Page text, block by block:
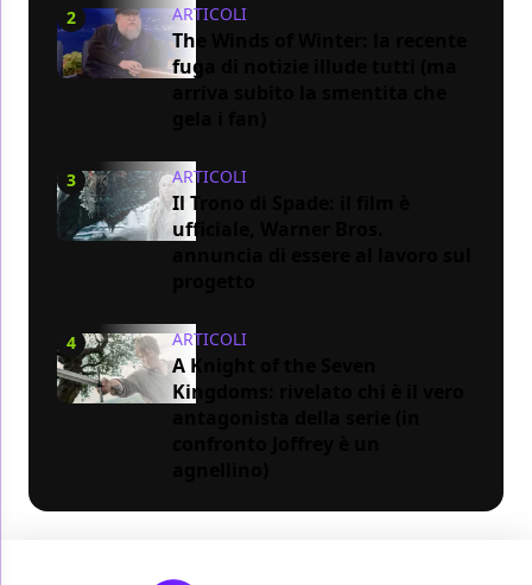
2 ARTICOLI
The Winds of Winter: la recente
fuga di notizie illude tutti (ma
3 ARTICOLI
Il Trono di Spade: il film è
ufficiale, Warner Bros.
4 ARTICOLI
A Knight of the Seven
Kingdoms: rivelato chi è il vero